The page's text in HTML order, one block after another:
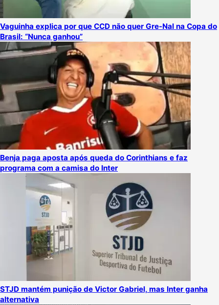
Vaguinha explica por que CCD não quer Gre-Nal na Copa do
Brasil: “Nunca ganhou”
Benja paga aposta após queda do Corinthians e faz
programa com a camisa do Inter
STJD mantém punição de Victor Gabriel, mas Inter ganha
alternativa